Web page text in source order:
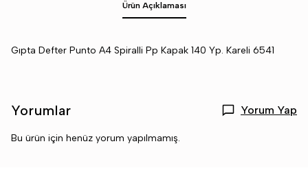
Ürün Açıklaması
Gıpta Defter Punto A4 Spiralli Pp Kapak 140 Yp. Kareli 6541
Yorumlar Yorum Yap
Bu ürün için henüz yorum yapılmamış.